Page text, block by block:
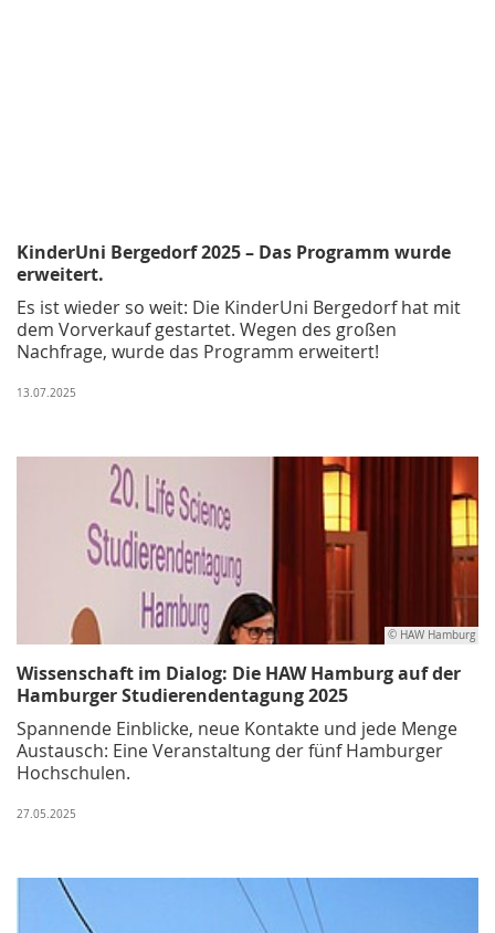
KinderUni Bergedorf 2025 – Das Programm wurde
erweitert.
Es ist wieder so weit: Die KinderUni Bergedorf hat mit
dem Vorverkauf gestartet. Wegen des großen
Nachfrage, wurde das Programm erweitert!
13.07.2025
© HAW Hamburg
Wissenschaft im Dialog: Die HAW Hamburg auf der
Hamburger Studierendentagung 2025
Spannende Einblicke, neue Kontakte und jede Menge
Austausch: Eine Veranstaltung der fünf Hamburger
Hochschulen.
27.05.2025